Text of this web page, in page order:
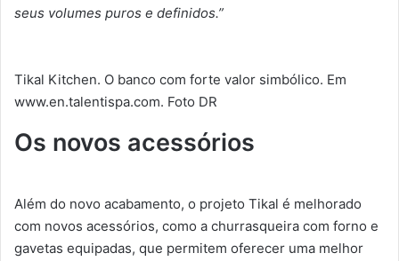
seus volumes puros e definidos.”
Tikal Kitchen. O banco com forte valor simbólico. Em
www.en.talentispa.com. Foto DR
Os novos acessórios
Além do novo acabamento, o projeto Tikal é melhorado
com novos acessórios, como a churrasqueira com forno e
gavetas equipadas, que permitem oferecer uma melhor